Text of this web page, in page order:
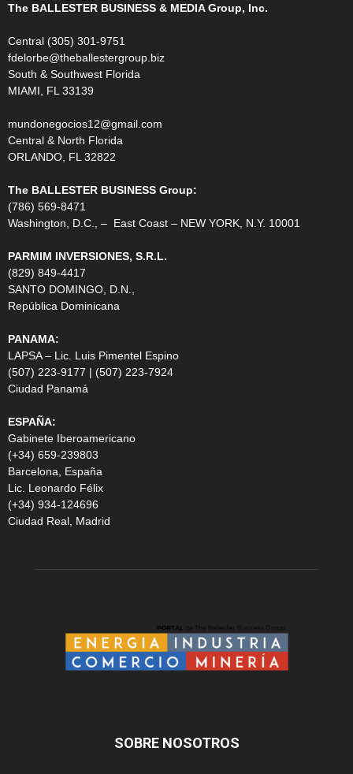
The BALLESTER BUSINESS & MEDIA Group, Inc.
Central (305) 301-9751
fdelorbe@theballestergroup.biz
South & Southwest Florida
MIAMI, FL 33139
mundonegocios12@gmail.com
Central & North Florida
ORLANDO, FL 32822
The BALLESTER BUSINESS Group:
(786) 569-8471
Washington, D.C., – East Coast – NEW YORK, N.Y. 10001
PARMIM INVERSIONES, S.R.L.
(829) 849-4417
SANTO DOMINGO, D.N.,
República Dominicana
PANAMA:
LAPSA – Lic. Luis Pimentel Espino
(507) 223-9177 | (507) 223-7924
Ciudad Panamá
ESPAÑA:
Gabinete Iberoamericano
(+34) 659-239803
Barcelona, España
Lic. Leonardo Félix
(+34) 934-124696
Ciudad Real, Madrid
SOBRE NOSOTROS